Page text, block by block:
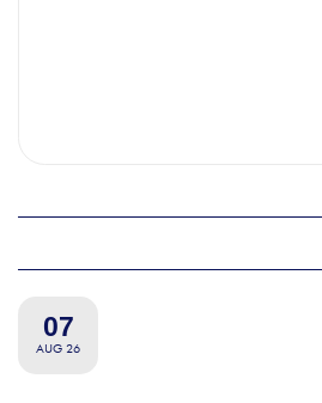
07
AUG 26